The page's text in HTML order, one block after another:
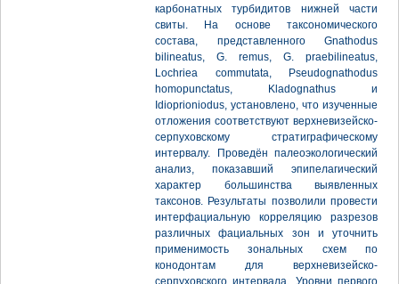
карбонатных турбидитов нижней части
свиты. На основе таксономического
состава, представленного Gnathodus
bilineatus, G. remus, G. praebilineatus,
Lochriea commutata, Pseudognathodus
homopunctatus, Kladognathus и
Idioprioniodus, установлено, что изученные
отложения соответствуют верхневизейско-
серпуховскому стратиграфическому
интервалу. Проведён палеоэкологический
анализ, показавший эпипелагический
характер большинства выявленных
таксонов. Результаты позволили провести
интерфациальную корреляцию разрезов
различных фациальных зон и уточнить
применимость зональных схем по
конодонтам для верхневизейско-
серпуховского интервала. Уровни первого